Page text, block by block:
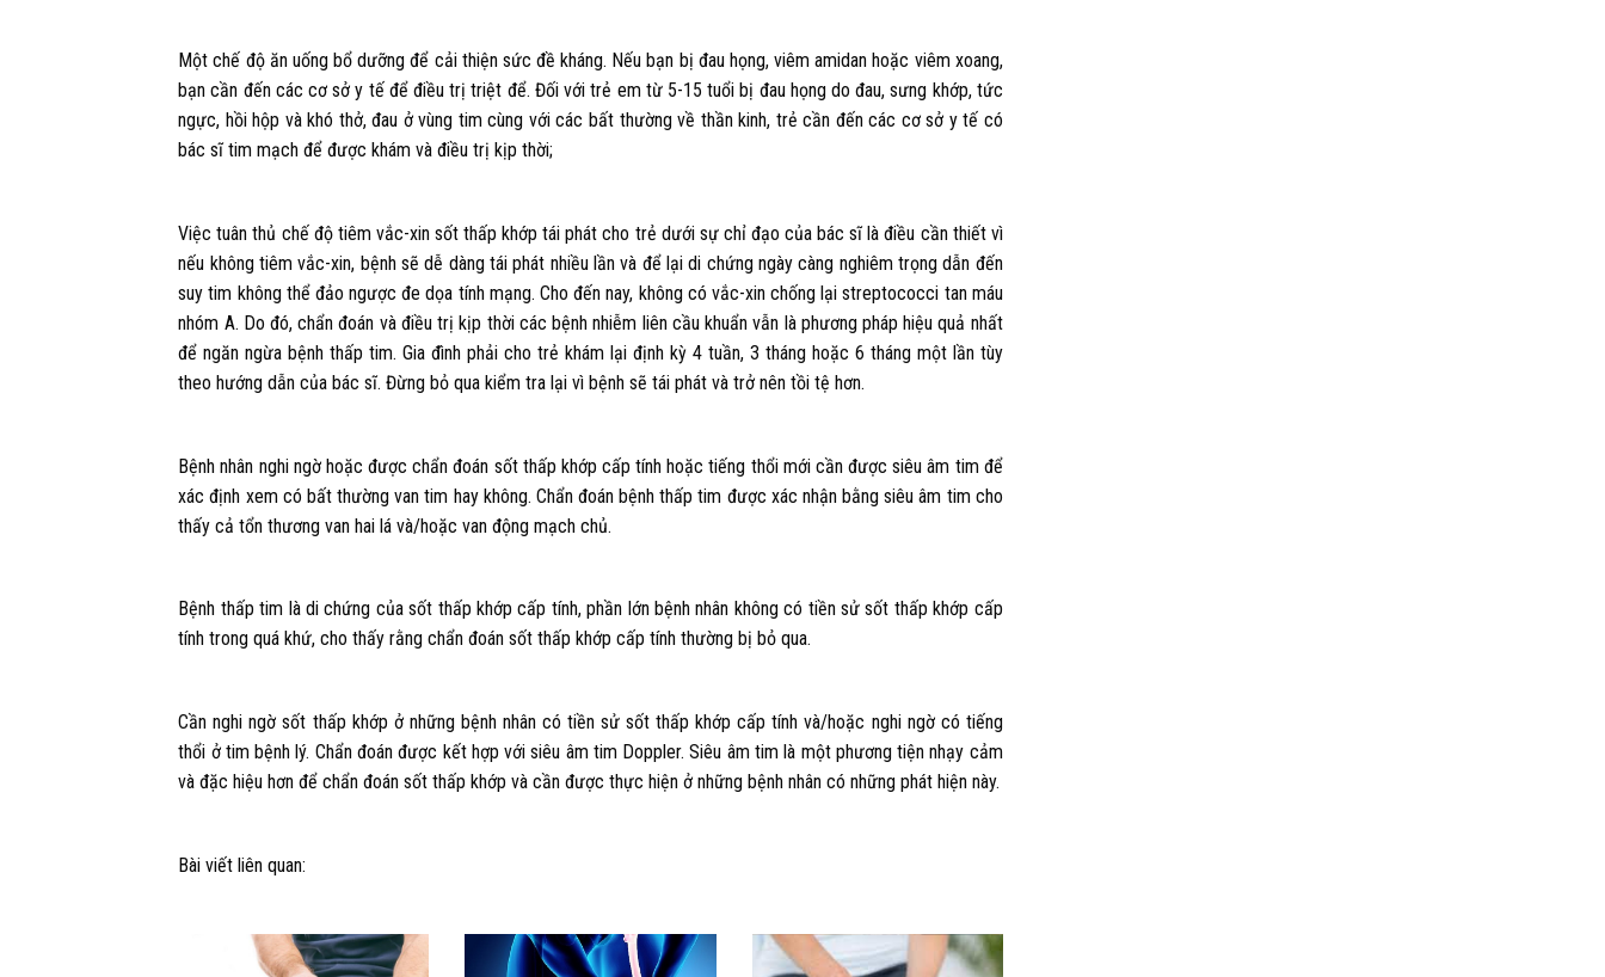
Một chế độ ăn uống bổ dưỡng để cải thiện sức đề kháng. Nếu bạn bị đau họng, viêm amidan hoặc viêm xoang,
bạn cần đến các cơ sở y tế để điều trị triệt để. Đối với trẻ em từ 5-15 tuổi bị đau họng do đau, sưng khớp, tức
ngực, hồi hộp và khó thở, đau ở vùng tim cùng với các bất thường về thần kinh, trẻ cần đến các cơ sở y tế có
bác sĩ tim mạch để được khám và điều trị kịp thời;
Việc tuân thủ chế độ tiêm vắc-xin sốt thấp khớp tái phát cho trẻ dưới sự chỉ đạo của bác sĩ là điều cần thiết vì
nếu không tiêm vắc-xin, bệnh sẽ dễ dàng tái phát nhiều lần và để lại di chứng ngày càng nghiêm trọng dẫn đến
suy tim không thể đảo ngược đe dọa tính mạng. Cho đến nay, không có vắc-xin chống lại streptococci tan máu
nhóm A. Do đó, chẩn đoán và điều trị kịp thời các bệnh nhiễm liên cầu khuẩn vẫn là phương pháp hiệu quả nhất
để ngăn ngừa bệnh thấp tim. Gia đình phải cho trẻ khám lại định kỳ 4 tuần, 3 tháng hoặc 6 tháng một lần tùy
theo hướng dẫn của bác sĩ. Đừng bỏ qua kiểm tra lại vì bệnh sẽ tái phát và trở nên tồi tệ hơn.
Bệnh nhân nghi ngờ hoặc được chẩn đoán sốt thấp khớp cấp tính hoặc tiếng thổi mới cần được siêu âm tim để
xác định xem có bất thường van tim hay không. Chẩn đoán bệnh thấp tim được xác nhận bằng siêu âm tim cho
thấy cả tổn thương van hai lá và/hoặc van động mạch chủ.
Bệnh thấp tim là di chứng của sốt thấp khớp cấp tính, phần lớn bệnh nhân không có tiền sử sốt thấp khớp cấp
tính trong quá khứ, cho thấy rằng chẩn đoán sốt thấp khớp cấp tính thường bị bỏ qua.
Cần nghi ngờ sốt thấp khớp ở những bệnh nhân có tiền sử sốt thấp khớp cấp tính và/hoặc nghi ngờ có tiếng
thổi ở tim bệnh lý. Chẩn đoán được kết hợp với siêu âm tim Doppler. Siêu âm tim là một phương tiện nhạy cảm
và đặc hiệu hơn để chẩn đoán sốt thấp khớp và cần được thực hiện ở những bệnh nhân có những phát hiện này.
Bài viết liên quan: